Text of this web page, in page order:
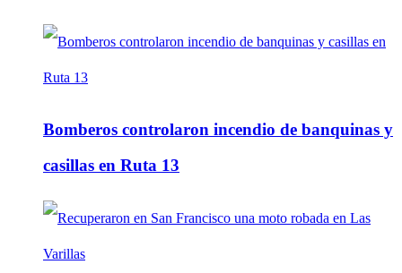
Bomberos controlaron incendio de banquinas y
casillas en Ruta 13